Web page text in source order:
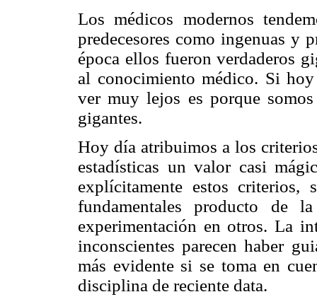
Los médicos modernos
predecesores como ingenuas y
época ellos fueron verdaderos
al conocimiento médico. Si
ver muy lejos es porque
gigantes.
Hoy día atribuimos a los
estadísticas un valor casi
explícitamente estos criterios,
fundamentales producto de
experimentación en otros. La
inconscientes parecen haber
más evidente si se toma en
disciplina de reciente data.